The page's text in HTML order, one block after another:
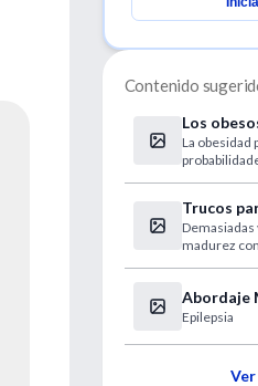
Contenido
Los
a los
tránsito
La obesidad
Trucos
Demasiadas
madurez
del cerebro
aseguran
Abordaje
de la
Epilepsia
Ver